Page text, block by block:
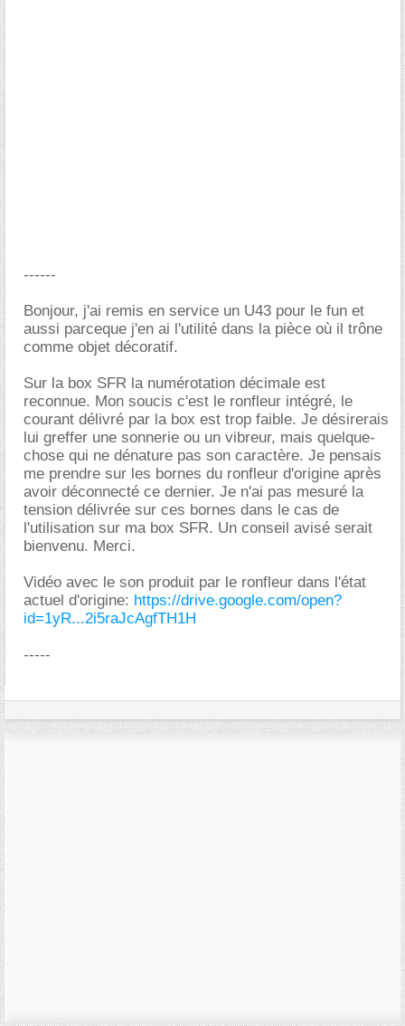
------
Bonjour, j'ai remis en service un U43 pour le fun et
aussi parceque j'en ai l'utilité dans la pièce où il trône
comme objet décoratif.
Sur la box SFR la numérotation décimale est
reconnue. Mon soucis c'est le ronfleur intégré, le
courant délivré par la box est trop faible. Je désirerais
lui greffer une sonnerie ou un vibreur, mais quelque-
chose qui ne dénature pas son caractère. Je pensais
me prendre sur les bornes du ronfleur d'origine après
avoir déconnecté ce dernier. Je n'ai pas mesuré la
tension délivrée sur ces bornes dans le cas de
l'utilisation sur ma box SFR. Un conseil avisé serait
bienvenu. Merci.
Vidéo avec le son produit par le ronfleur dans l'état
actuel d'origine: https://drive.google.com/open?
id=1yR...2i5raJcAgfTH1H
-----